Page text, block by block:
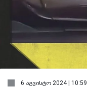
6 აგვისტო 2024 | 10:59